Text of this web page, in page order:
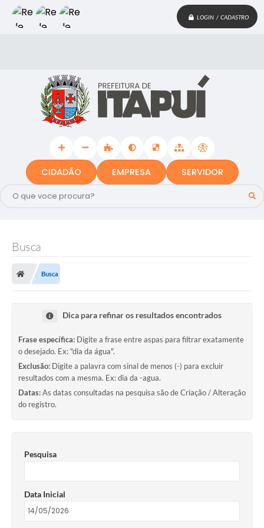
LOGIN / CADASTRO
CIDADÃO EMPRESA SERVIDOR
Busca
Busca
Dica para refinar os resultados encontrados
Frase específica: Digite a frase entre aspas para filtrar exatamente
o desejado. Ex: "dia da água".
Exclusão: Digite a palavra com sinal de menos (-) para excluir
resultados com a mesma. Ex: dia da -agua.
Datas:As datas consultadas na pesquisa são de Criação / Alteração
do registro.
Pesquisa
Data Inicial